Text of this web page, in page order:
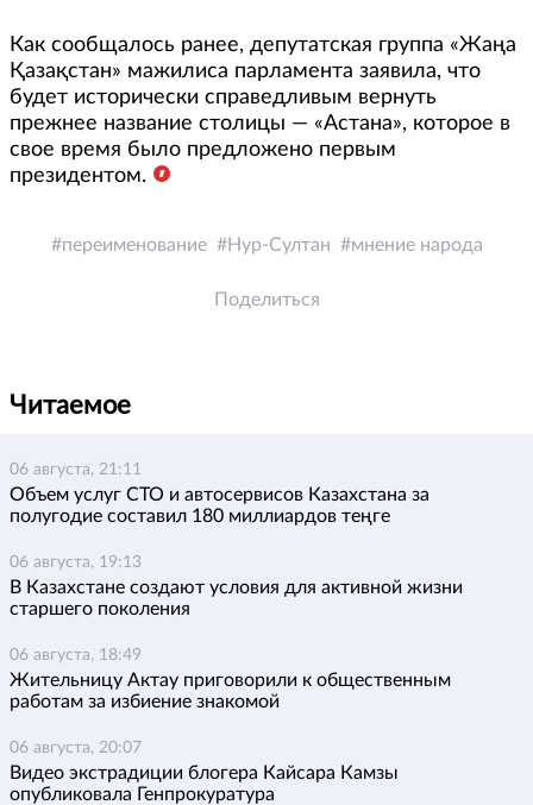
Как сообщалось ранее, депутатская группа «Жаңа
Қазақстан» мажилиса парламента заявила, что
будет исторически справедливым вернуть
прежнее название столицы — «Астана», которое в
свое время было предложено первым
президентом.
переименование Нур-Султан мнение народа
Поделиться
Читаемое
06 августа, 21:11
Объем услуг СТО и автосервисов Казахстана за
полугодие составил 180 миллиардов теңге
06 августа, 19:13
В Казахстане создают условия для активной жизни
старшего поколения
06 августа, 18:49
Жительницу Актау приговорили к общественным
работам за избиение знакомой
06 августа, 20:07
Видео экстрадиции блогера Кайсара Камзы
опубликовала Генпрокуратура